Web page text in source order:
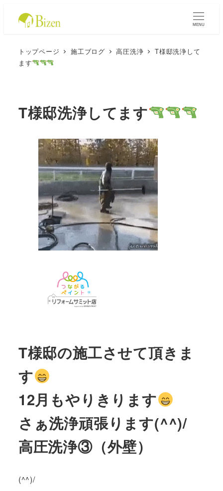
MENU
トップページ 施工ブログ 高圧洗浄
T様邸洗浄して
ます
T様邸洗浄してます
T様邸の施工させて頂きま
す
12月もやりきります
さぁ洗浄頑張ります(^^)/
高圧洗浄③（外壁）
(^^)/